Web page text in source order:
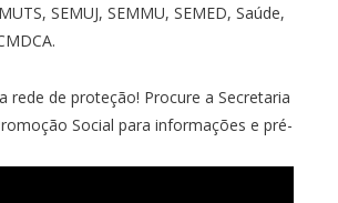
SEMUJ, SEMMU, SEMED, Saúde,
rede de proteção! Procure a Secretaria
Social para informações e pré-